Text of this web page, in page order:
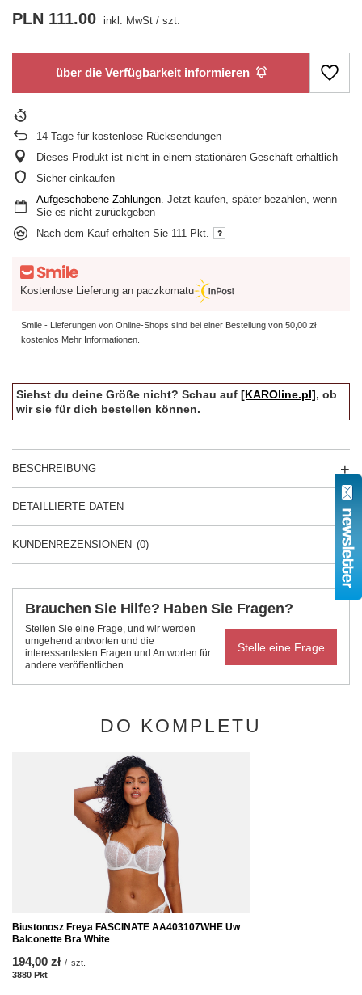
PLN 111.00 inkl. MwSt / szt.
über die Verfügbarkeit informieren
14 Tage für kostenlose Rücksendungen
Dieses Produkt ist nicht in einem stationären Geschäft erhältlich
Sicher einkaufen
Aufgeschobene Zahlungen . Jetzt kaufen, später bezahlen, wenn
Sie es nicht zurückgeben
Nach dem Kauf erhalten Sie 111 Pkt.
Kostenlose Lieferung an paczkomatu
Smile - Lieferungen von Online-Shops sind bei einer Bestellung von 50,00 zł
kostenlos Mehr Informationen.
Siehst du deine Größe nicht? Schau auf [KAROline.pl], ob
wir sie für dich bestellen können.
BESCHREIBUNG
DETAILLIERTE DATEN
KUNDENREZENSIONEN (0)
Brauchen Sie Hilfe? Haben Sie Fragen?
Stellen Sie eine Frage, und wir werden
umgehend antworten und die
interessantesten Fragen und Antworten für
andere veröffentlichen.
Stelle eine Frage
DO KOMPLETU
Biustonosz Freya FASCINATE AA403107WHE Uw
Balconette Bra White
194,00 zł / szt.
3880 Pkt